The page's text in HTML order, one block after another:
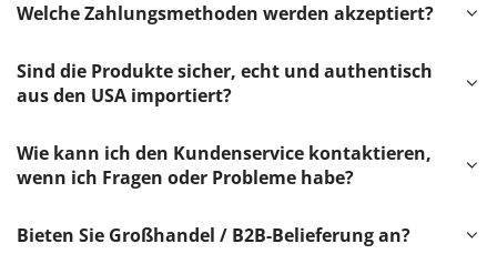
Welche Zahlungsmethoden werden akzeptiert?
Sind die Produkte sicher, echt und authentisch
aus den USA importiert?
Wie kann ich den Kundenservice kontaktieren,
wenn ich Fragen oder Probleme habe?
Bieten Sie Großhandel / B2B-Belieferung an?